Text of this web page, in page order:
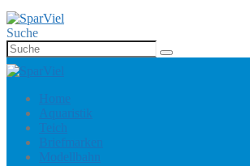
Suche
Home
Aquaristik
Teich
Briefmarken
Modellbahn